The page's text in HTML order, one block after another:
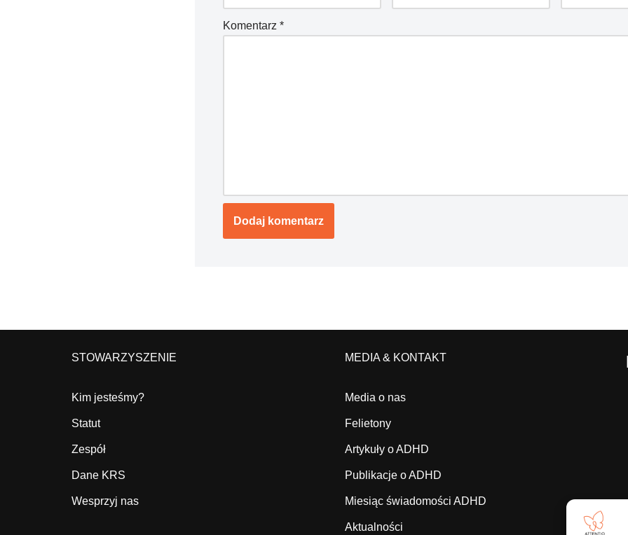
Komentarz *
STOWARZYSZENIE
Kim jesteśmy?
Statut
Zespół
Dane KRS
Wesprzyj nas
MEDIA & KONTAKT
Media o nas
Felietony
Artykuły o ADHD
Publikacje o ADHD
Miesiąc świadomości ADHD
Aktualności